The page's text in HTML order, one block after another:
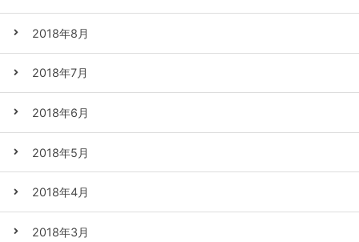
2018年8月
2018年7月
2018年6月
2018年5月
2018年4月
2018年3月